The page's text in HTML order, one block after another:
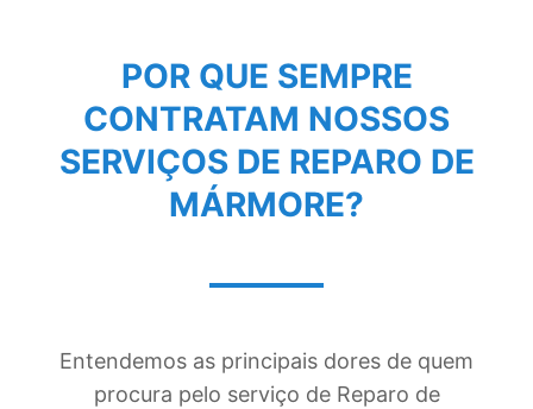
POR QUE SEMPRE
CONTRATAM NOSSOS
SERVIÇOS DE REPARO DE
MÁRMORE?
Entendemos as principais dores de quem
procura pelo serviço de Reparo de